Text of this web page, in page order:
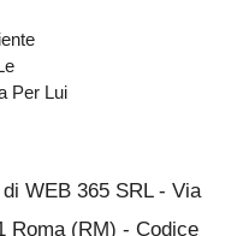
Per Lui
WEB 365 SRL - Via
Roma (RM) - Codice